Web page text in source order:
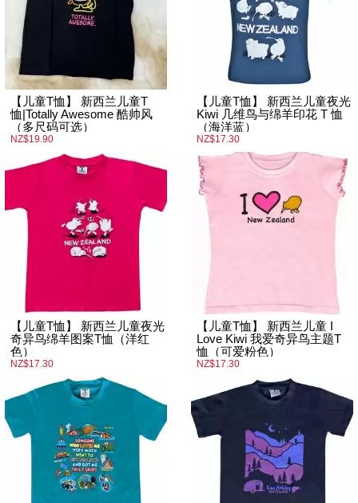
【儿童T恤】 新西兰儿童T
恤|Totally Awesome 酷帅风
（多尺码可选）
NZ$19.90
【儿童T恤】 新西兰儿童夜光
Kiwi 几维鸟与绵羊印花 T 恤
（海洋蓝）
NZ$17.30
【儿童T恤】 新西兰儿童夜光
奇异鸟绵羊图案T恤（洋红
色）
NZ$17.30
【儿童T恤】 新西兰儿童 I
Love Kiwi 我爱奇异鸟主题T
恤（可爱粉色）
NZ$17.30